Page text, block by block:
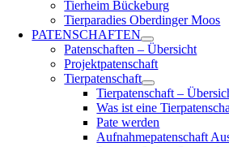
Tierheim Bückeburg
Tierparadies Oberdinger Moos
PATENSCHAFTEN
Patenschaften – Übersicht
Projektpatenschaft
Tierpatenschaft
Tierpatenschaft –
Was ist eine
Pate werden
Aufnahmepatenschaft